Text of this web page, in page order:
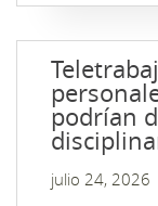
podrían
julio 24, 2026